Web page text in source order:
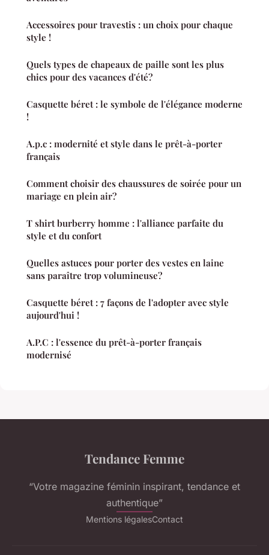
Accessoires pour travestis : un choix pour chaque
style !
Quels types de chapeaux de paille sont les plus
chics pour des vacances d'été?
Casquette béret : le symbole de l'élégance moderne
!
A.p.c : modernité et style dans le prêt-à-porter
français
Comment choisir des chaussures de soirée pour un
mariage en plein air?
T shirt burberry homme : l'alliance parfaite du
style et du confort
Quelles astuces pour porter des vestes en laine
sans paraître trop volumineuse?
Casquette béret : 7 façons de l'adopter avec style
aujourd'hui !
A.P.C : l'essence du prêt-à-porter français
modernisé
Tendance Femme
“Votre magazine féminin inspirant, tendance et
authentique”
Mentions légalesContact